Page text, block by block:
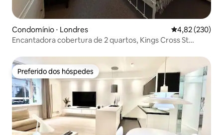
Condomínio ⋅ Londres 4,82 de uma
4,82 (230)
Encantadora cobertura de 2 quartos, Kings Cross St
Preferido dos hóspedes
Preferido dos hóspedes